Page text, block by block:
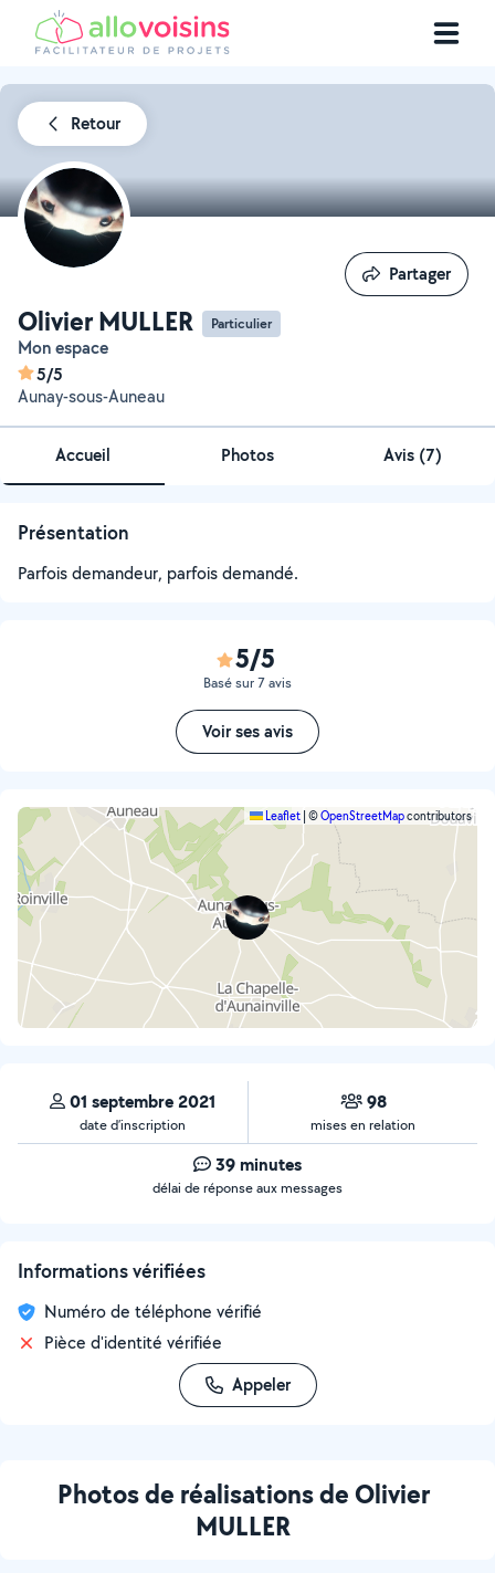
Retour
Olivier MULLER Particulier
Mon espace
5/5
Aunay-sous-Auneau
Partager
Partager
Accueil Photos Avis (7)
Présentation
Parfois demandeur, parfois demandé.
5/5
Basé sur 7 avis
Voir ses avis
Leaflet ©OpenStreetMapcontributors
01 septembre 2021
date d’inscription
98
mises en relation
39 minutes
délai de réponse aux messages
Informations vérifiées
Numéro de téléphone vérifié
Pièce d'identité vérifiée
Appeler
Photos de réalisations de Olivier
MULLER